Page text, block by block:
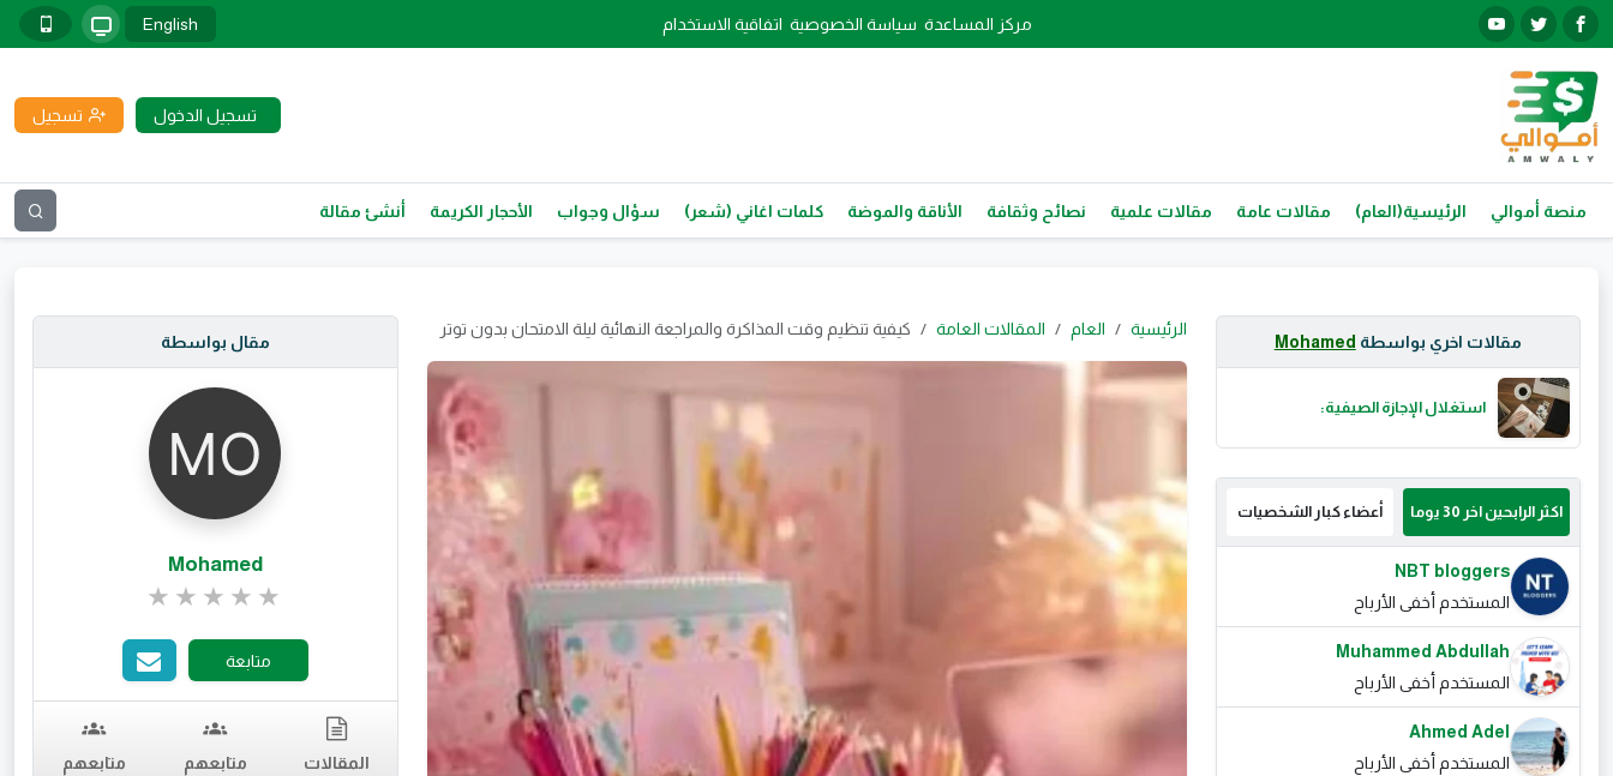
مركز المساعدة سياسة الخصوصية اتفاقية الاستخدام English
تسجيل الدخول تسجيل
منصة أموالي الرئيسية(العام) مقالات عامة مقالات علمية نصائح وثقافة الأناقة والموضة كلمات اغاني (شعر) سؤال وجواب الأحجار الكريمة أنشئ مقالة
مقالات اخري بواسطة Mohamed
استغلال الإجازة الصيفية:
اكثر الرابحين اخر 30 يوما أعضاء كبار الشخصيات
NBT bloggers
المستخدم أخفى الأرباح
Muhammed Abdullah
المستخدم أخفى الأرباح
Ahmed Adel
المستخدم أخفى الأرباح
الرئيسية العام المقالات العامة كيفية تنظيم وقت المذاكرة والمراجعة النهائية ليلة الامتحان بدون توتر
مقال بواسطة
Mohamed
تقييم 0 من 5.
متابعة
المقالات متابعهم متابعهم